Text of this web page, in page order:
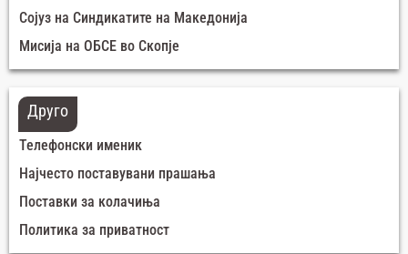
Сојуз на Синдикатите на Македонија
Мисија на ОБСЕ во Скопје
Друго
Телефонски именик
Најчесто поставувани прашања
Поставки за колачиња
Политика за приватност